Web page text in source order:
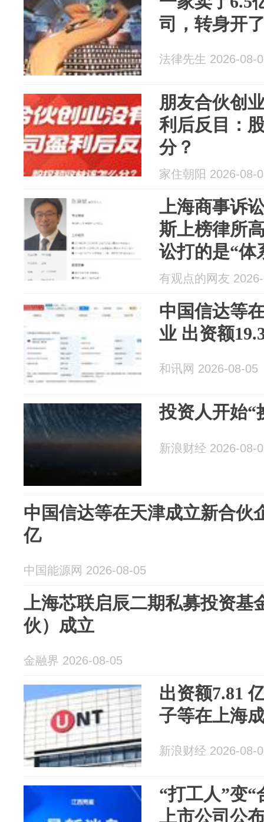
司，转身开
法律先生 2026-08-
朋友合伙创
利后反目：
分？
家住朝阳 2026-08-
上海商事诉
斯上榜律所
讼打的是“体
战”
有观点的网友
中国信达等
业 出资额
和讯网 2026-08-05
投资人开始“
新浪财经 2026-08-
中国信达等在天津成立新合伙
亿
中国能源网 2026-08-05
上海芯联启辰二期私募投资基
伙）成立
金融界 2026-08-05
出资额7.81
子等在上海
新浪财经 2026-08-
“打工人”变“
上市公司公